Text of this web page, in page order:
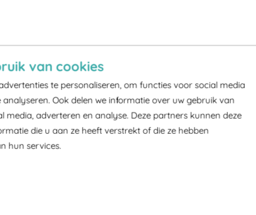
van cookies
te personaliseren, om functies voor social media
Ook delen we informatie over uw gebruik van
media, adverteren en analyse. Deze partners kunnen deze
die u aan ze heeft verstrekt of die ze hebben
hun services.